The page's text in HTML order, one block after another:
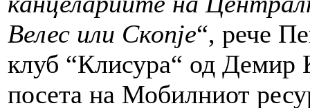
Велес или Скопје“, рече
клуб “Клисура“ од Демир
посета на Мобилниот